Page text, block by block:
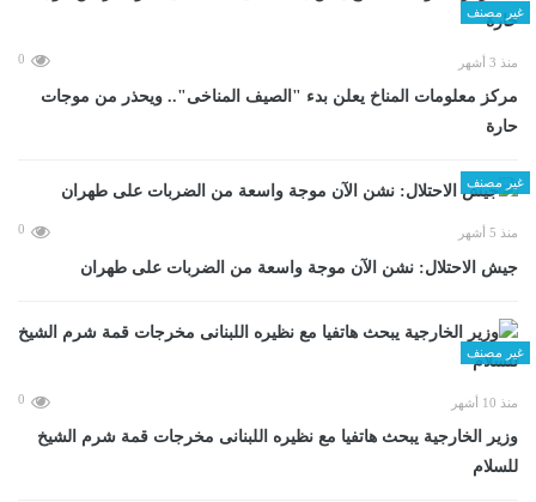
غير مصنف
منذ 3 أشهر 0
مركز معلومات المناخ يعلن بدء "الصيف المناخى".. ويحذر من موجات
حارة
غير مصنف
منذ 5 أشهر 0
جيش الاحتلال: نشن الآن موجة واسعة من الضربات على طهران
غير مصنف
منذ 10 أشهر 0
وزير الخارجية يبحث هاتفيا مع نظيره اللبنانى مخرجات قمة شرم الشيخ
للسلام